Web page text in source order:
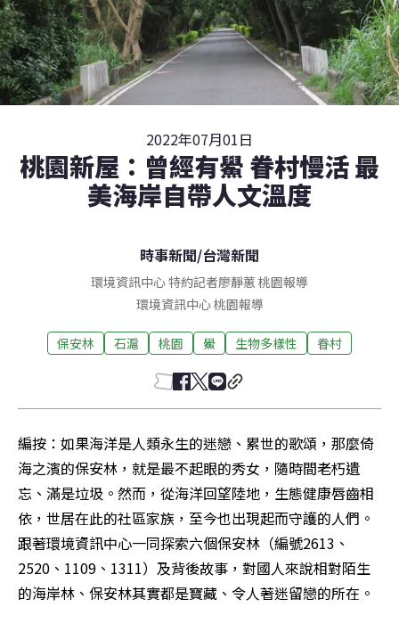
2022年07月01日
桃園新屋：曾經有鱟 眷村慢活 最
美海岸自帶人文溫度
時事新聞/台灣新聞
環境資訊中心 特約記者廖靜蕙 桃園報導
環境資訊中心桃園報導
保安林 石滬 桃園 鱟 生物多樣性 眷村
編按：如果海洋是人類永生的迷戀、累世的歌頌，那麼倚
海之濱的保安林，就是最不起眼的秀女，隨時間老朽遺
忘、滿是垃圾。然而，從海洋回望陸地，生態健康唇齒相
依，世居在此的社區家族，至今也出現起而守護的人們。
跟著環境資訊中心一同探索六個保安林（編號2613、
2520、1109、1311）及背後故事，對國人來說相對陌生
的海岸林、保安林其實都是寶藏、令人著迷留戀的所在。